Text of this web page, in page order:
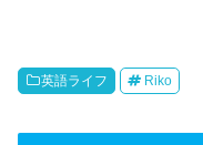
英語ライフ Riko